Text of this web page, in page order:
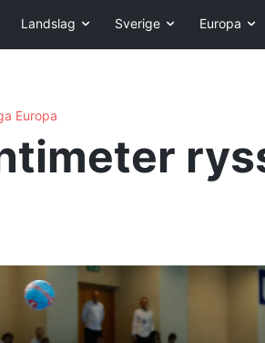
Landslag Sverige Europa
Europa